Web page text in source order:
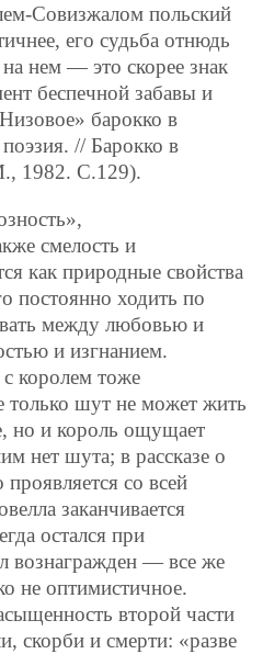
Совизжалом польский
его судьба отнюдь
нем — это скорее знак
беспечной забавы и
барокко в
// Барокко в
1982. С.129).
смелость и
как природные свойства
постоянно ходить по
между любовью и
и изгнанием.
королем тоже
шут не может жить
но и король ощущает
нет шута; в рассказе о
со всей
заканчивается
остался при
вознагражден — все же
не оптимистичное.
второй части
скорби и смерти: «разве